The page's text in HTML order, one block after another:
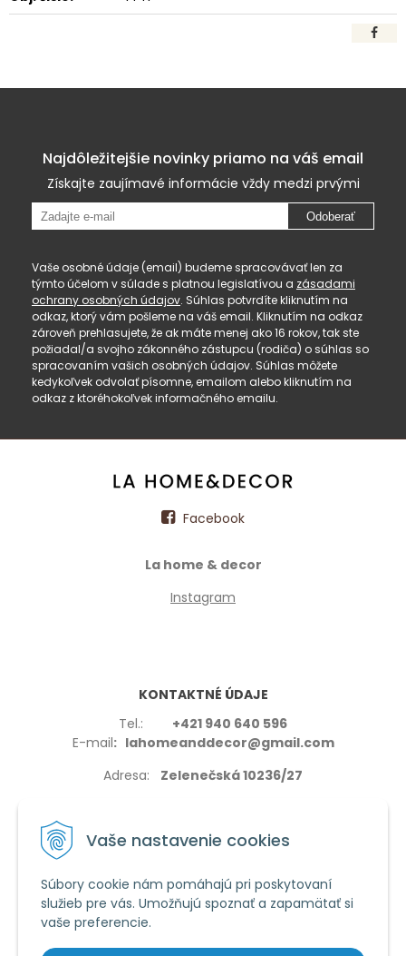
Vaše nastavenie cookies
Súbory cookie nám pomáhajú pri poskytovaní
služieb pre vás. Umožňujú spoznať a zapamätať si
vaše preferencie.
Najdôležitejšie novinky priamo na váš email
Získajte zaujímavé informácie vždy medzi prvými
Odoberať
Vaše osobné údaje (email) budeme spracovávať len za
týmto účelom v súlade s platnou legislatívou a zásadami
ochrany osobných údajov. Súhlas potvrdíte kliknutím na
odkaz, ktorý vám pošleme na váš email. Kliknutím na odkaz
zároveň prehlasujete, že ak máte menej ako 16 rokov, tak ste
požiadal/a svojho zákonného zástupcu (rodiča) o súhlas so
spracovaním vašich osobných údajov. Súhlas môžete
kedykoľvek odvolať písomne, emailom alebo kliknutím na
odkaz z ktoréhokoľvek informačného emailu.
Facebook
La home & decor
Instagram
KONTAKTNÉ ÚDAJE
Tel.: +421 940 640 596
E-mail: lahomeanddecor@gmail.com
Adresa: Zelenečská 10236/27
VŠETKO O NÁKUPE